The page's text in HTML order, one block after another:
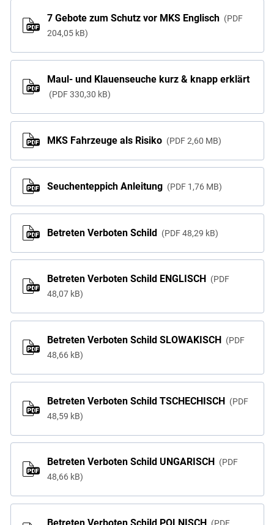
7 Gebote zum Schutz vor MKS Englisch
PDF
204,05 kB
Maul- und Klauenseuche kurz & knapp erklärt
PDF 330,30 kB
MKS Fahrzeuge als Risiko PDF 2,60 MB
Seuchenteppich Anleitung PDF 1,76 MB
Betreten Verboten Schild PDF 48,29 kB
Betreten Verboten Schild ENGLISCH
PDF
48,07 kB
Betreten Verboten Schild SLOWAKISCH
PDF
48,66 kB
Betreten Verboten Schild TSCHECHISCH
PDF
48,59 kB
Betreten Verboten Schild UNGARISCH
PDF
48,66 kB
PDF